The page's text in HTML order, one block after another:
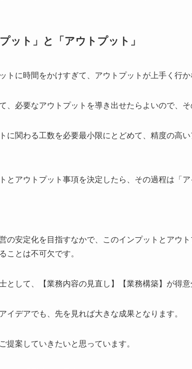
ット」と「アウトプット」
トに時間をかけすぎて、アウトプットが上手く行か
、必要なアウトプットを導き出せたらよいので、
に関わる工数を必要最小限にとどめて、精度の高
とアウトプット事項を決定したら、その過程は「ア
の安定化を目指すなかで、このインプットとアウ
ことは不可欠です。
として、【業務内容の見直し】【業務構築】が得意
イデアでも、先を見れば大きな成果となります。
提案していきたいと思っています。